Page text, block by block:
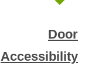
Door
Accessibility